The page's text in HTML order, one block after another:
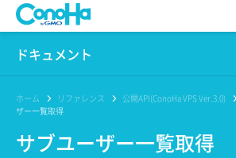
WING
ドキュメント
このサイトについて
プロダクト
ホーム リファレンス 公開API(ConoHa VPS Ver.3.0)
ザー一覧取得
サブユーザー一覧取得